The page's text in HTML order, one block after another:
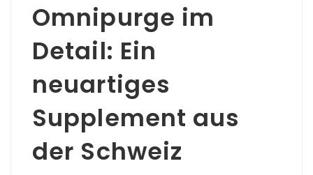
Omnipurge im
Detail: Ein
neuartiges
Supplement aus
der Schweiz